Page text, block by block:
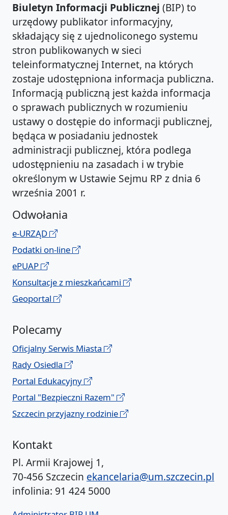
Biuletyn Informacji Publicznej (BIP) to
urzędowy publikator informacyjny,
składający się z ujednoliconego systemu
stron publikowanych w sieci
teleinformatycznej Internet, na których
zostaje udostępniona informacja publiczna.
Informacją publiczną jest każda informacja
o sprawach publicznych w rozumieniu
ustawy o dostępie do informacji publicznej,
będąca w posiadaniu jednostek
administracji publicznej, która podlega
udostępnieniu na zasadach i w trybie
określonym w Ustawie Sejmu RP z dnia 6
września 2001 r.
Odwołania
e-URZĄD
Podatki on-line
ePUAP
Konsultacje z mieszkańcami
Geoportal
Polecamy
Oficjalny Serwis Miasta
Rady Osiedla
Portal Edukacyjny
Portal "Bezpieczni Razem"
Szczecin przyjazny rodzinie
Kontakt
Pl. Armii Krajowej 1,
70-456 Szczecin ekancelaria@um.szczecin.pl
infolinia: 91 424 5000